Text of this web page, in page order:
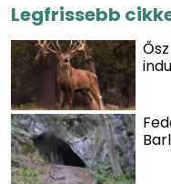
Legfrissebb